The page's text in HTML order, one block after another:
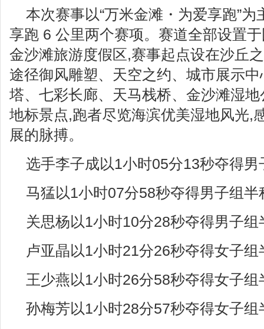
本次赛事以“万米金滩・为爱享跑”
享跑 6 公里两个赛项。赛道全部设置
金沙滩旅游度假区,赛事起点设在沙丘
途径御风雕塑、天空之约、城市展示
塔、七彩长廊、天马栈桥、金沙滩湿
地标景点,跑者尽览海滨优美湿地风光,
展的脉搏。
选手李子成以1小时05分13秒夺得
马猛以1小时07分58秒夺得男子组
关思杨以1小时10分28秒夺得男子
卢亚晶以1小时21分26秒夺得女子
王少燕以1小时26分58秒夺得女子
孙梅芳以1小时28分57秒夺得女子